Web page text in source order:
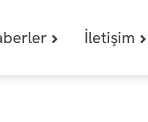
İletişim